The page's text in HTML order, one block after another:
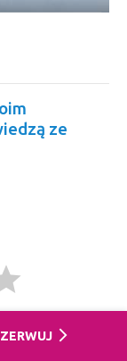
ze
arrow_forward_ios